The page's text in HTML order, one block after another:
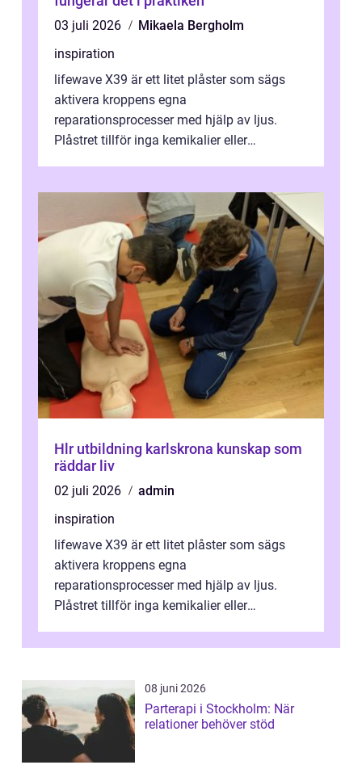
03 juli 2026
Mikaela Bergholm
inspiration
lifewave X39 är ett litet plåster som sägs
aktivera kroppens egna
reparationsprocesser med hjälp av ljus.
Plåstret tillför inga kemikalier eller
Hlr utbildning karlskrona kunskap som
räddar liv
02 juli 2026
admin
inspiration
lifewave X39 är ett litet plåster som sägs
aktivera kroppens egna
reparationsprocesser med hjälp av ljus.
Plåstret tillför inga kemikalier eller
ljusbaserad stimula...
08 juni 2026
Parterapi i Stockholm: När
relationer behöver stöd